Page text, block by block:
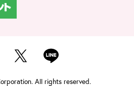
All rights reserved.